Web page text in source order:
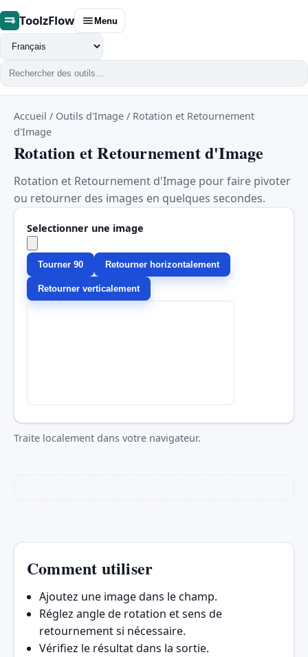
ToolzFlow Menu
Changer
de
langue
Accueil / Outils d'Image / Rotation et Retournement
d'Image
Rotation et Retournement d'Image
Rotation et Retournement d'Image pour faire pivoter
ou retourner des images en quelques secondes.
Selectionner une image
Tourner 90 Retourner horizontalement
Retourner verticalement
Traite localement dans votre navigateur.
Comment utiliser
Ajoutez une image dans le champ.
Réglez angle de rotation et sens de
retournement si nécessaire.
Vérifiez le résultat dans la sortie.